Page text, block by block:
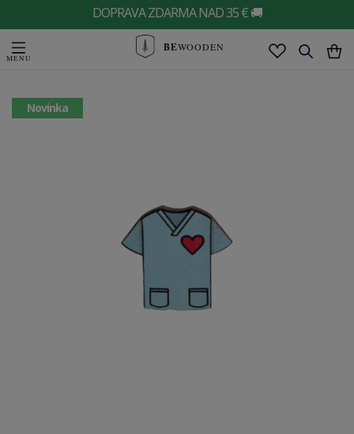
DOPRAVA ZDARMA NAD 35 € 🚚
BEWOODEN
Novinka